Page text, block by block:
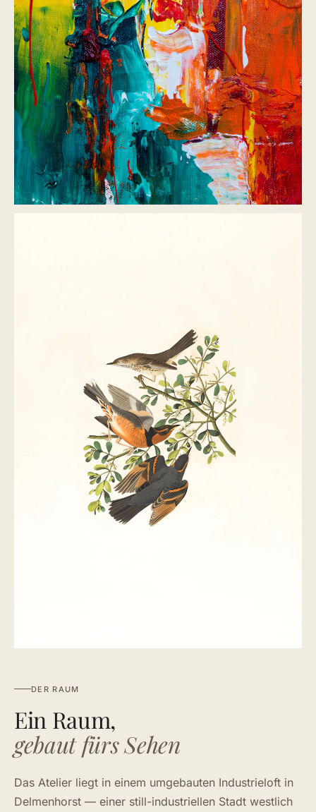
DER RAUM
Ein Raum,
gebaut fürs Sehen
Das Atelier liegt in einem umgebauten Industrieloft in
Delmenhorst — einer still-industriellen Stadt westlich